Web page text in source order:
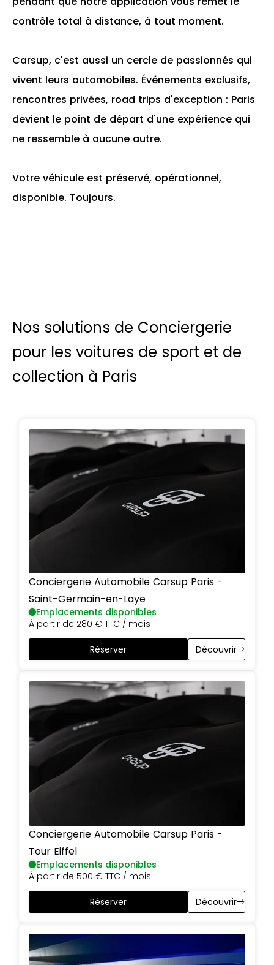
contrôle total à distance, à tout moment.
Carsup, c'est aussi un cercle de passionnés qui
vivent leurs automobiles. Événements exclusifs,
rencontres privées, road trips d'exception : Paris
devient le point de départ d'une expérience qui
ne ressemble à aucune autre.
Votre véhicule est préservé, opérationnel,
disponible. Toujours.
Nos solutions de Conciergerie
pour les voitures de sport et de
collection à Paris
Conciergerie Automobile Carsup Paris -
Saint-Germain-en-Laye
Emplacements disponibles
À partir de 280 € TTC / mois
Réserver Découvrir
Conciergerie Automobile Carsup Paris -
Tour Eiffel
Emplacements disponibles
À partir de 500 € TTC / mois
Réserver Découvrir